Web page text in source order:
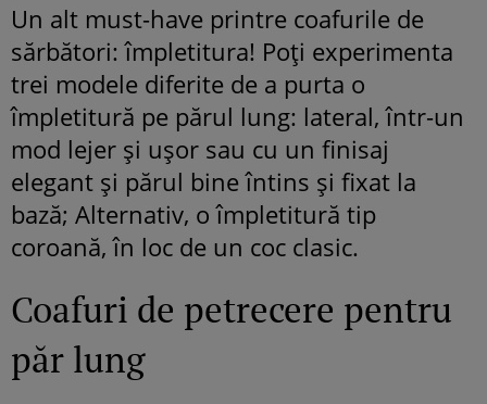
Un alt must-have printre coafurile de
sărbători: împletitura! Poți experimenta
trei modele diferite de a purta o
împletitură pe părul lung: lateral, într-un
mod lejer și ușor sau cu un finisaj
elegant și părul bine întins și fixat la
bază; Alternativ, o împletitură tip
coroană, în loc de un coc clasic.
Coafuri de petrecere pentru
păr lung